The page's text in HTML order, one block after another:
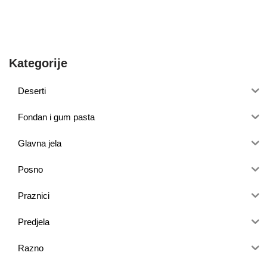
Kategorije
Deserti
Fondan i gum pasta
Glavna jela
Posno
Praznici
Predjela
Razno